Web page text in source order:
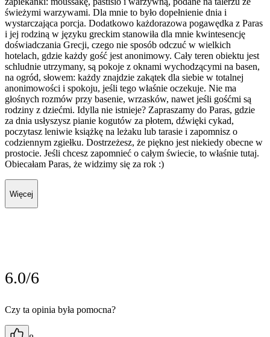
świeżymi warzywami. Dla mnie to było dopełnienie dnia i
wystarczająca porcja. Dodatkowo każdorazowa pogawędka z Paras
i jej rodziną w języku greckim stanowiła dla mnie kwintesencję
doświadczania Grecji, czego nie sposób odczuć w wielkich
hotelach, gdzie każdy gość jest anonimowy. Cały teren obiektu jest
schludnie utrzymany, są pokoje z oknami wychodzącymi na basen,
na ogród, słowem: każdy znajdzie zakątek dla siebie w totalnej
anonimowości i spokoju, jeśli tego właśnie oczekuje. Nie ma
głośnych rozmów przy basenie, wrzasków, nawet jeśli gośćmi są
rodziny z dziećmi. Idylla nie istnieje? Zapraszamy do Paras, gdzie
za dnia usłyszysz pianie kogutów za płotem, dźwięki cykad,
poczytasz leniwie książkę na leżaku lub tarasie i zapomnisz o
codziennym zgiełku. Dostrzeżesz, że piękno jest niekiedy obecne w
prostocie. Jeśli chcesz zapomnieć o całym świecie, to właśnie tutaj.
Obiecałam Paras, że widzimy się za rok :)
Więcej
6.0/6
Czy ta opinia była pomocna?